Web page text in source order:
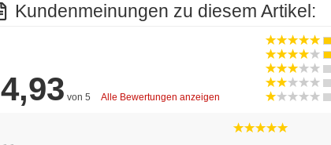
Kundenmeinungen zu diesem Artikel:
4,93 von 5 Alle Bewertungen anzeigen